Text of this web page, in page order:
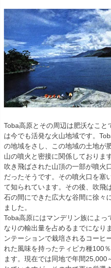
Toba高原とその周辺は肥沃なこ
は今でも活発な火山地域です。
の地域をさし、この地域の土地が
山の噴火と密接に関係しておりま
吹き飛ばされた山頂の一部が噴火
だったそうです。その噴火口を塞
て知られています。その後、吹飛
石の間にできた広大な谷間に徐々
ました。
Toba高原にはマンデリン族によ
なりの輸出量を占めるまでになり
ンテーションで栽培されるコーヒ
れた風味を持ったティピカ種100
ます。現在では同地で年間25,000